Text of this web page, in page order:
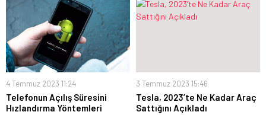
4 Temmuz 2023 11:24
Telefonun Açılış Süresini
Hızlandırma Yöntemleri
3 Temmuz 2023 15:46
Tesla, 2023’te Ne Kadar Araç
Sattığını Açıkladı